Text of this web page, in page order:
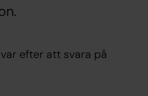
efter att svara på